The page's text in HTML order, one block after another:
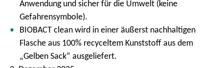
Anwendung und sicher für die Umwelt (keine
Gefahrensymbole).
BIOBACT clean wird in einer äußerst nachhaltigen
Flasche aus 100% recyceltem Kunststoff aus dem
„Gelben Sack“ ausgeliefert.